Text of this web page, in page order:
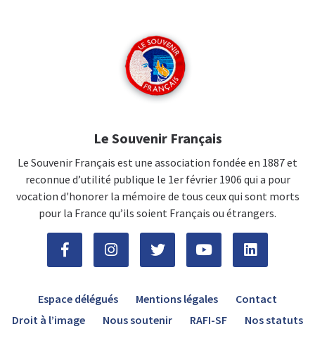
Le Souvenir Français
Le Souvenir Français est une association fondée en 1887 et
reconnue d’utilité publique le 1er février 1906 qui a pour
vocation d'honorer la mémoire de tous ceux qui sont morts
pour la France qu’ils soient Français ou étrangers.
Espace délégués Mentions légales
Contact
Droit à l’image
Nous soutenir RAFI-SF Nos statuts